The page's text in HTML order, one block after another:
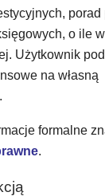
porad
o ile
Użytkownik
na własną
formalne
.